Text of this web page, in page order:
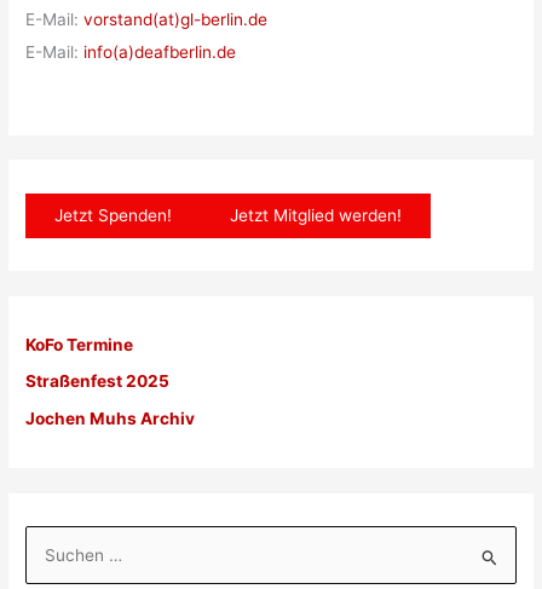
E-Mail:vorstand(at)gl-berlin.de
E-Mail: info(a)deafberlin.de
Jetzt Spenden! Jetzt Mitglied werden!
KoFo Termine
Straßenfest 2025
Jochen Muhs Archiv